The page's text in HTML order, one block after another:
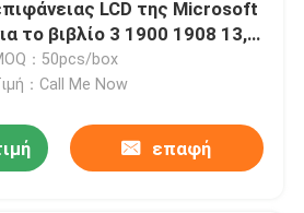
LCD της Microsoft
το βιβλίο 3 1900 1908 13,5
：50pcs/box
：Call Me Now
επαφή